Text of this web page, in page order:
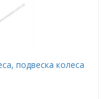
подвеска колеса